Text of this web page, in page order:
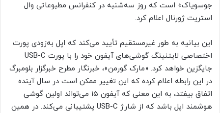
جوسویاک» است که روز سه‌شنبه در کنفرانس مطبوعاتی وال‌
استریت‌ ژورنال اعلام کرد.
این بیانیه به طور غیرمستقیم تأیید می‌کند که اپل به‌زودی پورت
اختصاصی لایتنینگ گوشی‌های آیفون خود را با پورت USB-C
جایگزین خواهد کرد. «مارک گورمن»، خبرنگار مطرح خبرگزار بلومبرگ
در این رابطه اعلام کرده که این تغییر ممکن است در سال آینده
اتفاق بیفتد، به این معنی که آیفون ۱۵ می‌تواند اولین گوشی
هوشمند اپل باشد که از شارژ USB-C پشتیبانی می‌کند. در همین